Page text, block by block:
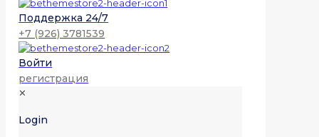
Поддержка 24/7
+7 (926) 3781539
Войти
регистрация
✕
Login